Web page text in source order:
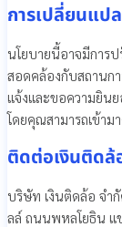
การเปลี่ยนแป
นโยบายนี้อาจมีการ
สอดคล้องกับสถานก
แจ้งและขอความยิน
โดยคุณสามารถเข้าม
ติดต่อเงินติดล้
บริษัท เงินติดล้อ จำ
ลล์ ถนนพหลโยธิน แ